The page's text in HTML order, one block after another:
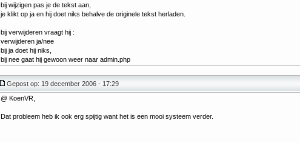
bij wijzigen pas je de tekst aan,
je klikt op ja en hij doet niks behalve de originele tekst herladen.
bij verwijderen vraagt hij :
verwijderen ja/nee
bij ja doet hij niks,
bij nee gaat hij gewoon weer naar admin.php
Gepost op: 19 december 2006 - 17:29
@ KoenVR,
Dat probleem heb ik ook erg spijtig want het is een mooi systeem verder.